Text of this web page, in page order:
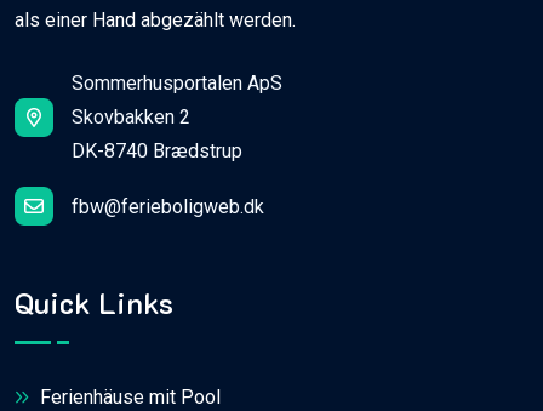
als einer Hand abgezählt werden.
Sommerhusportalen ApS
Skovbakken 2
DK-8740 Brædstrup
fbw@ferieboligweb.dk
Quick Links
Ferienhäuse mit Pool